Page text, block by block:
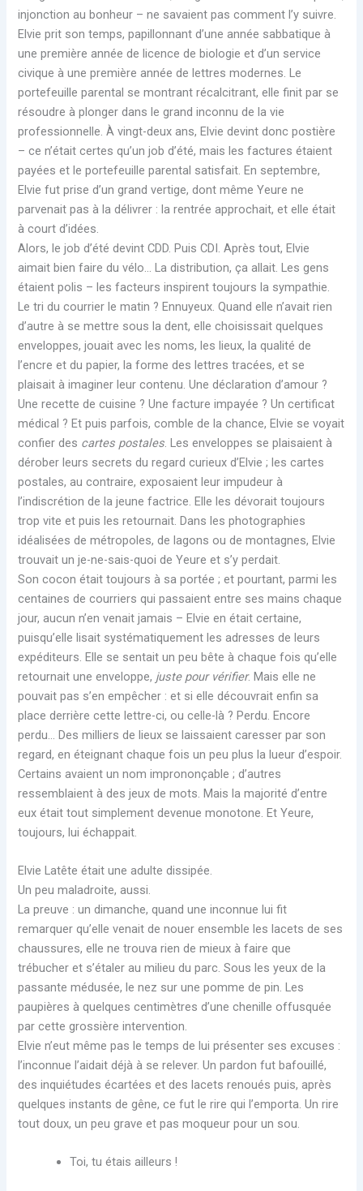
injonction au bonheur – ne savaient pas comment l’y suivre.
Elvie prit son temps, papillonnant d’une année sabbatique à
une première année de licence de biologie et d’un service
civique à une première année de lettres modernes. Le
portefeuille parental se montrant récalcitrant, elle finit par se
résoudre à plonger dans le grand inconnu de la vie
professionnelle. À vingt-deux ans, Elvie devint donc postière
– ce n’était certes qu’un job d’été, mais les factures étaient
payées et le portefeuille parental satisfait. En septembre,
Elvie fut prise d’un grand vertige, dont même Yeure ne
parvenait pas à la délivrer : la rentrée approchait, et elle était
à court d’idées.
Alors, le job d’été devint CDD. Puis CDI. Après tout, Elvie
aimait bien faire du vélo… La distribution, ça allait. Les gens
étaient polis – les facteurs inspirent toujours la sympathie.
Le tri du courrier le matin ? Ennuyeux. Quand elle n’avait rien
d’autre à se mettre sous la dent, elle choisissait quelques
enveloppes, jouait avec les noms, les lieux, la qualité de
l’encre et du papier, la forme des lettres tracées, et se
plaisait à imaginer leur contenu. Une déclaration d’amour ?
Une recette de cuisine ? Une facture impayée ? Un certificat
médical ? Et puis parfois, comble de la chance, Elvie se voyait
confier des cartes postales. Les enveloppes se plaisaient à
dérober leurs secrets du regard curieux d’Elvie ; les cartes
postales, au contraire, exposaient leur impudeur à
l’indiscrétion de la jeune factrice. Elle les dévorait toujours
trop vite et puis les retournait. Dans les photographies
idéalisées de métropoles, de lagons ou de montagnes, Elvie
trouvait un je-ne-sais-quoi de Yeure et s’y perdait.
Son cocon était toujours à sa portée ; et pourtant, parmi les
centaines de courriers qui passaient entre ses mains chaque
jour, aucun n’en venait jamais – Elvie en était certaine,
puisqu’elle lisait systématiquement les adresses de leurs
expéditeurs. Elle se sentait un peu bête à chaque fois qu’elle
retournait une enveloppe, juste pour vérifier. Mais elle ne
pouvait pas s’en empêcher : et si elle découvrait enfin sa
place derrière cette lettre-ci, ou celle-là ? Perdu. Encore
perdu… Des milliers de lieux se laissaient caresser par son
regard, en éteignant chaque fois un peu plus la lueur d’espoir.
Certains avaient un nom imprononçable ; d’autres
ressemblaient à des jeux de mots. Mais la majorité d’entre
eux était tout simplement devenue monotone. Et Yeure,
toujours, lui échappait.
Elvie Latête était une adulte dissipée.
Un peu maladroite, aussi.
La preuve : un dimanche, quand une inconnue lui fit
remarquer qu’elle venait de nouer ensemble les lacets de ses
chaussures, elle ne trouva rien de mieux à faire que
trébucher et s’étaler au milieu du parc. Sous les yeux de la
passante médusée, le nez sur une pomme de pin. Les
paupières à quelques centimètres d’une chenille offusquée
par cette grossière intervention.
Elvie n’eut même pas le temps de lui présenter ses excuses :
l’inconnue l’aidait déjà à se relever. Un pardon fut bafouillé,
des inquiétudes écartées et des lacets renoués puis, après
quelques instants de gêne, ce fut le rire qui l’emporta. Un rire
tout doux, un peu grave et pas moqueur pour un sou.
Toi, tu étais ailleurs !